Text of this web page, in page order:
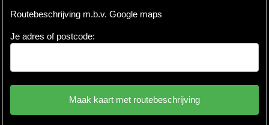
Routebeschrijving m.b.v. Google maps
Je adres of postcode: